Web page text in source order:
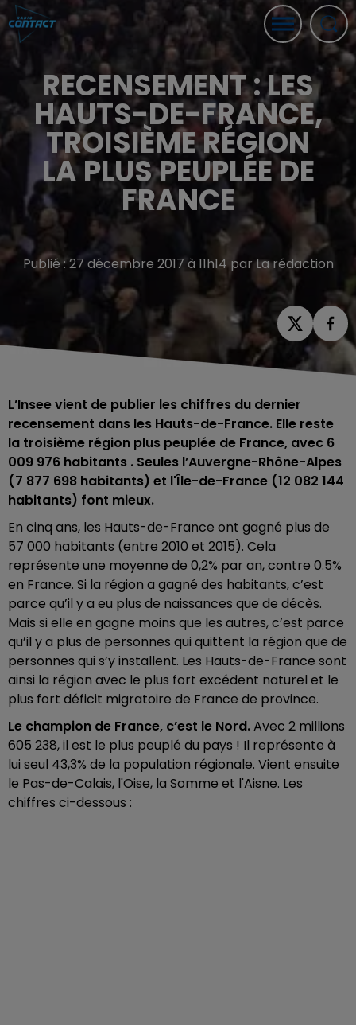
RECENSEMENT : LES
HAUTS-DE-FRANCE,
TROISIÈME RÉGION
LA PLUS PEUPLÉE DE
FRANCE
Publié : 27 décembre 2017 à 11h14 par La rédaction
L’Insee vient de publier les chiffres du dernier
recensement dans les Hauts-de-France. Elle reste
la troisième région plus peuplée de France, avec 6
009 976 habitants . Seules l’Auvergne-Rhône-Alpes
(7 877 698 habitants) et l'Île-de-France (12 082 144
habitants) font mieux.
En cinq ans, les Hauts-de-France ont gagné plus de
57 000 habitants (entre 2010 et 2015). Cela
représente une moyenne de 0,2% par an, contre 0.5%
en France. Si la région a gagné des habitants, c’est
parce qu’il y a eu plus de naissances que de décès.
Mais si elle en gagne moins que les autres, c’est parce
qu’il y a plus de personnes qui quittent la région que de
personnes qui s’y installent. Les Hauts-de-France sont
ainsi la région avec le plus fort excédent naturel et le
plus fort déficit migratoire de France de province.
Le champion de France, c’est le Nord.Avec 2 millions
605 238, il est le plus peuplé du pays ! Il représente à
lui seul 43,3% de la population régionale. Vient ensuite
le Pas-de-Calais, l'Oise, la Somme et l'Aisne. Les
chiffres ci-dessous :